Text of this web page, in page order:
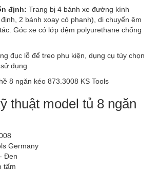
định: Trang bị 4 bánh xe đường kính
2 bánh xoay có phanh), di chuyển êm
Góc xe có lớp đệm polyurethane chống
đục lỗ để treo phụ kiện, dụng cụ tùy chọn
dụng
thuật model tủ 8 ngăn
Germany
Đen
tấm